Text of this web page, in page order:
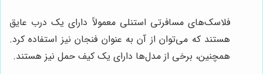
فلاسک‌های مسافرتی استنلی معمولاً دارای یک درب عایق
هستند که می‌توان از آن به عنوان فنجان نیز استفاده کرد.
همچنین، برخی از مدل‌ها دارای یک کیف حمل نیز هستند.